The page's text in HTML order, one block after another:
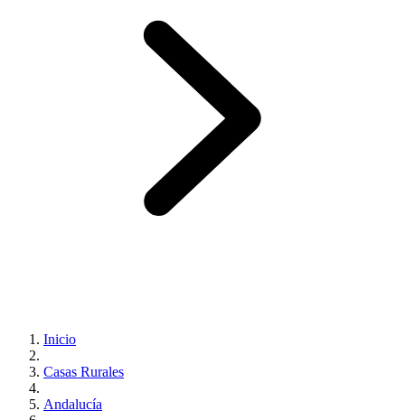
Inicio
Casas Rurales
Andalucía